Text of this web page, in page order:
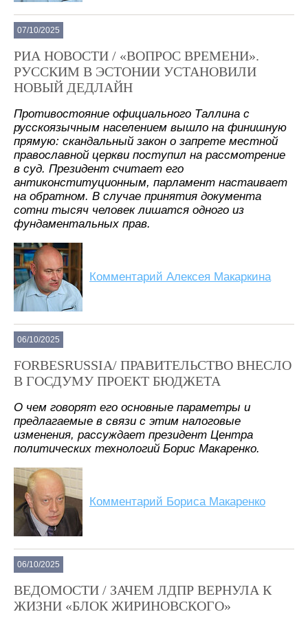
07/10/2025
РИА НОВОСТИ / «ВОПРОС ВРЕМЕНИ».
РУССКИМ В ЭСТОНИИ УСТАНОВИЛИ
НОВЫЙ ДЕДЛАЙН
Противостояние официального Таллина с
русскоязычным населением вышло на финишную
прямую: скандальный закон о запрете местной
православной церкви поступил на рассмотрение
в суд. Президент считает его
антиконституционным, парламент настаивает
на обратном. В случае принятия документа
сотни тысяч человек лишатся одного из
фундаментальных прав.
Комментарий Алексея Макаркина
06/10/2025
FORBESRUSSIA/ ПРАВИТЕЛЬСТВО ВНЕСЛО
В ГОСДУМУ ПРОЕКТ БЮДЖЕТА
О чем говорят его основные параметры и
предлагаемые в связи с этим налоговые
изменения, рассуждает президент Центра
политических технологий Борис Макаренко.
Комментарий Бориса Макаренко
06/10/2025
ВЕДОМОСТИ / ЗАЧЕМ ЛДПР ВЕРНУЛА К
ЖИЗНИ «БЛОК ЖИРИНОВСКОГО»